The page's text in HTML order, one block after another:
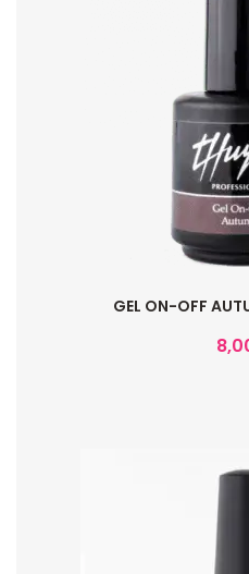
GEL ON-OFF